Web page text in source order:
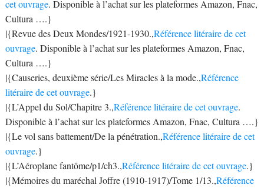
cet ouvrage. Disponible à l’achat sur les plateformes Amazon, Fnac,
Cultura ….}
|{Revue des Deux Mondes/1921-1930.,Référence litéraire de cet
ouvrage. Disponible à l’achat sur les plateformes Amazon, Fnac,
Cultura ….}
|{Causeries, deuxième série/Les Miracles à la mode.,Référence
litéraire de cet ouvrage.}
|{L’Appel du Sol/Chapitre 3.,Référence litéraire de cet ouvrage.
Disponible à l’achat sur les plateformes Amazon, Fnac, Cultura ….}
|{Le vol sans battement/De la pénétration.,Référence litéraire de cet
ouvrage.}
|{L’Aéroplane fantôme/p1/ch3.,Référence litéraire de cet ouvrage.}
|{Mémoires du maréchal Joffre (1910-1917)/Tome 1/13.,Référence